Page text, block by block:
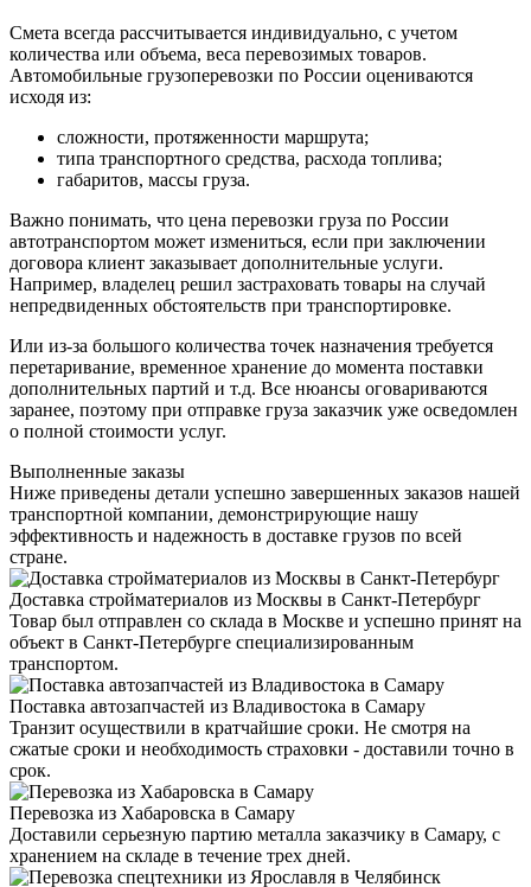
Смета всегда рассчитывается индивидуально, с учетом
количества или объема, веса перевозимых товаров.
Автомобильные грузоперевозки по России оцениваются
исходя из:
сложности, протяженности маршрута;
типа транспортного средства, расхода топлива;
габаритов, массы груза.
Важно понимать, что цена перевозки груза по России
автотранспортом может измениться, если при заключении
договора клиент заказывает дополнительные услуги.
Например, владелец решил застраховать товары на случай
непредвиденных обстоятельств при транспортировке.
Или из-за большого количества точек назначения требуется
перетаривание, временное хранение до момента поставки
дополнительных партий и т.д. Все нюансы оговариваются
заранее, поэтому при отправке груза заказчик уже осведомлен
о полной стоимости услуг.
Выполненные заказы
Ниже приведены детали успешно завершенных заказов нашей
транспортной компании, демонстрирующие нашу
эффективность и надежность в доставке грузов по всей
стране.
Доставка стройматериалов из Москвы в Санкт-Петербург
Товар был отправлен со склада в Москве и успешно принят на
объект в Санкт-Петербурге специализированным
транспортом.
Поставка автозапчастей из Владивостока в Самару
Транзит осуществили в кратчайшие сроки. Не смотря на
сжатые сроки и необходимость страховки - доставили точно в
срок.
Перевозка из Хабаровска в Самару
Доставили серьезную партию металла заказчику в Самару, с
хранением на складе в течение трех дней.